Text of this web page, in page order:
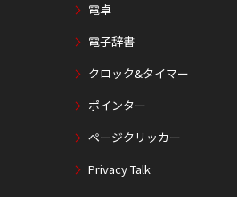
電卓
電子辞書
クロック&タイマー
ポインター
ページクリッカー
Privacy Talk